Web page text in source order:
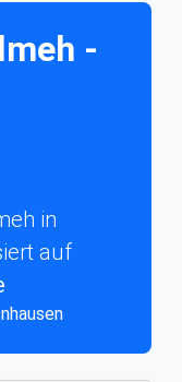
-
in
auf